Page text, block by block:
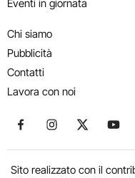
Eventi in giornata
Chi siamo
Pubblicità
Contatti
Lavora con noi
Seguici su Facebook
Seguici suSeguici su
Sito realizzato con il